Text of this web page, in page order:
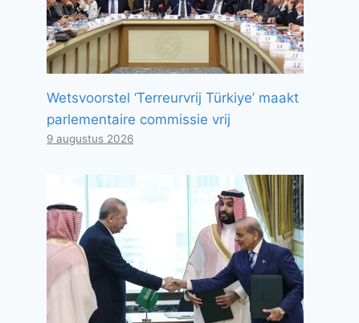
Wetsvoorstel ‘Terreurvrij Türkiye’ maakt
parlementaire commissie vrij
9 augustus 2026